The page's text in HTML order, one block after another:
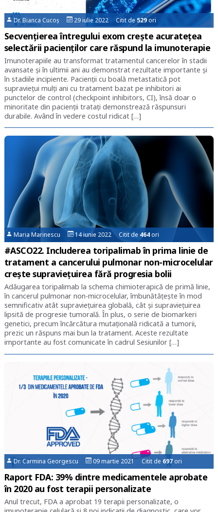
Dr. Bianca Cucoș 29 iulie 2022 Citit de 529ori
Secvențierea întregului exom crește acuratețea
selectării pacienților care răspund la imunoterapie
Imunoterapiile au transformat tratamentul cancerelor în stadii
avansate și în ultimii ani au demonstrat rezultate importante și
în stadiile incipiente. Pacienții cu boală metastatică pot
supraviețui mulți ani cu tratament bazat pe inhibitori ai
punctelor de control (checkpoint inhibitors, CI), însă doar o
minoritate din pacienții tratați demonstrează răspunsuri
durabile. Având în vedere costul ridicat […]
Maria Marinescu 14 iunie 2022 Citit de 464ori
#ASCO22. Includerea toripalimab în prima linie de
tratament a cancerului pulmonar non-microcelular
crește supraviețuirea fără progresia bolii
Adăugarea toripalimab la schema chimioterapică de primă linie,
în cancerul pulmonar non-microcelular, îmbunătățește în mod
semnificativ atât supraviețuirea globală, cât și supraviețuirea
lipsită de progresie tumorală. În plus, o serie de biomarkeri
genetici, precum încărcătura mutațională ridicată a tumorii,
prezic un răspuns mai bun la tratament. Aceste rezultate
importante au fost comunicate în cadrul Sesiunilor […]
Dr. Carmina Georgescu 09 martie 2021 Citit de 697 ori
Raport FDA: 39% dintre medicamentele aprobate
în 2020 au fost terapii personalizate
Anul trecut, FDA a aprobat 19 terapii personalizate, o